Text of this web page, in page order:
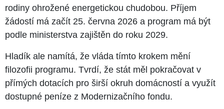
rodiny ohrožené energetickou chudobou. Příjem
žádostí má začít 25. června 2026 a program má být
podle ministerstva zajištěn do roku 2029.
Hladík ale namítá, že vláda tímto krokem mění
filozofii programu. Tvrdí, že stát měl pokračovat v
přímých dotacích pro širší okruh domácností a využít
dostupné peníze z Modernizačního fondu.